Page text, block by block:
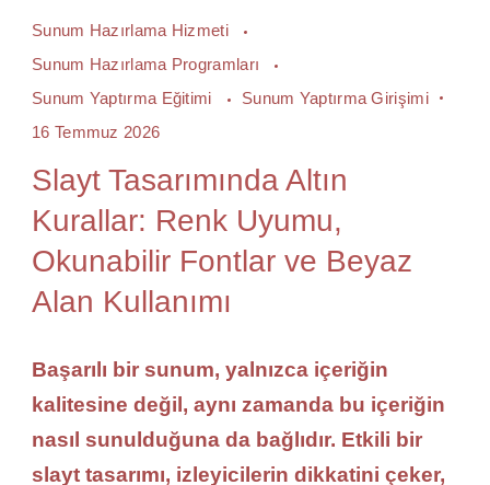
Sunum Hazırlama Hizmeti
Sunum Hazırlama Programları
Sunum Yaptırma Eğitimi
Sunum Yaptırma Girişimi
16 Temmuz 2026
Slayt Tasarımında Altın
Kurallar: Renk Uyumu,
Okunabilir Fontlar ve Beyaz
Alan Kullanımı
Başarılı bir sunum, yalnızca içeriğin
kalitesine değil, aynı zamanda bu içeriğin
nasıl sunulduğuna da bağlıdır. Etkili bir
slayt tasarımı, izleyicilerin dikkatini çeker,